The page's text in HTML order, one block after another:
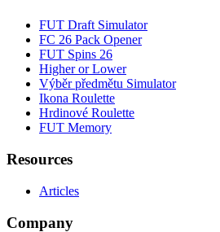
FUT Draft Simulator
FC 26 Pack Opener
FUT Spins 26
Higher or Lower
Výběr předmětu Simulator
Ikona Roulette
Hrdinové Roulette
FUT Memory
Resources
Articles
Company